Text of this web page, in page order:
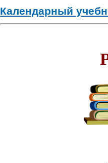
Календарный